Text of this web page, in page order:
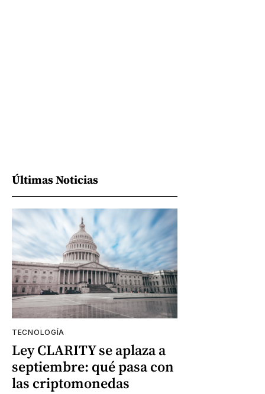
Últimas Noticias
TECNOLOGÍA
Ley CLARITY se aplaza a
septiembre: qué pasa con
las criptomonedas